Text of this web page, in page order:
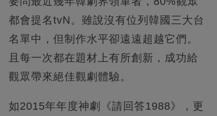
都會提名tvN。雖說沒有位列韓國三大台
名單中，但制作水平卻遠遠超越它們。
且每一次都在題材上有所創新，成功給
觀眾帶來絕佳觀劇體驗。
如2015年年度神劇《請回答1988》，更